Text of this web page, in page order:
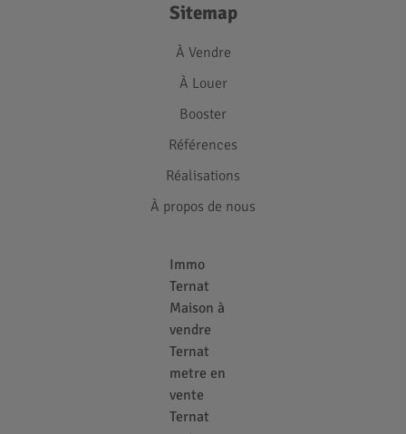
Sitemap
À Vendre
À Louer
Booster
Références
Réalisations
À propos de nous
Immo
Ternat
Maison à
vendre
Ternat
metre en
vente
Ternat